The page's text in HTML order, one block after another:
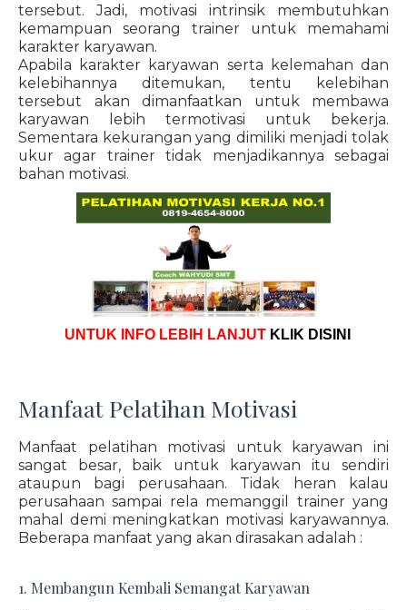
tersebut. Jadi, motivasi intrinsik membutuhkan
kemampuan seorang trainer untuk memahami
karakter karyawan.
Apabila karakter karyawan serta kelemahan dan
kelebihannya ditemukan, tentu kelebihan
tersebut akan dimanfaatkan untuk membawa
karyawan lebih termotivasi untuk bekerja.
Sementara kekurangan yang dimiliki menjadi tolak
ukur agar trainer tidak menjadikannya sebagai
bahan motivasi.
UNTUK INFO LEBIH LANJUT KLIK DISINI
Manfaat Pelatihan Motivasi
Manfaat pelatihan motivasi untuk karyawan ini
sangat besar, baik untuk karyawan itu sendiri
ataupun bagi perusahaan. Tidak heran kalau
perusahaan sampai rela memanggil trainer yang
mahal demi meningkatkan motivasi karyawannya.
Beberapa manfaat yang akan dirasakan adalah :
1. Membangun Kembali Semangat Karyawan